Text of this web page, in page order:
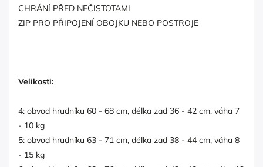
CHRÁNÍ PŘED NEČISTOTAMI
ZIP PRO PŘIPOJENÍ OBOJKU NEBO POSTROJE
Velikosti:
4: obvod hrudníku 60 - 68 cm, délka zad 36 - 42 cm, váha 7
- 10 kg
5: obvod hrudníku 63 - 71 cm, délka zad 38 - 44 cm, váha 8
- 15 kg